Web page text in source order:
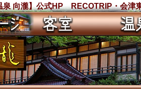
泉 向瀧】公式HP RECOTRIP・会津